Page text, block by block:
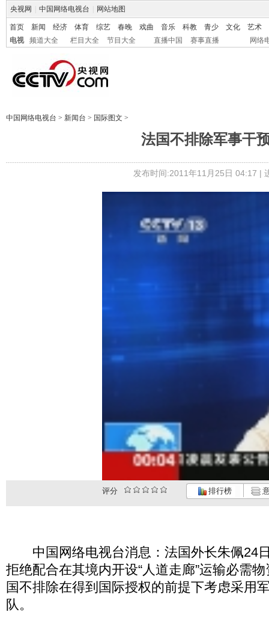
央视网 中国网络电视台 网站地图
首页 新闻 经济 体育 综艺 春晚 戏曲 音乐 科教 青少 文化
艺术
电视
频道大全 栏目大全 节目大全 直播中国 赛事直播 网络
中国网络电视台 > 新闻台 > 国际图文 >
法国不排除军事干
发布时间:2011年11月25日 04:17 |
评分 排行榜
中国网络电视台消息：法国外长朱佩24
拒绝配合在其境内开设“人道走廊”运输必需
国不排除在得到国际授权的前提下考虑采用
队。